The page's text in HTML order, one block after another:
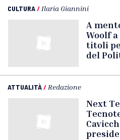
CULTURA/ Ilaria Giannini
A
Woolf
titoli
del
ATTUALITÀ/ Redazione
Next